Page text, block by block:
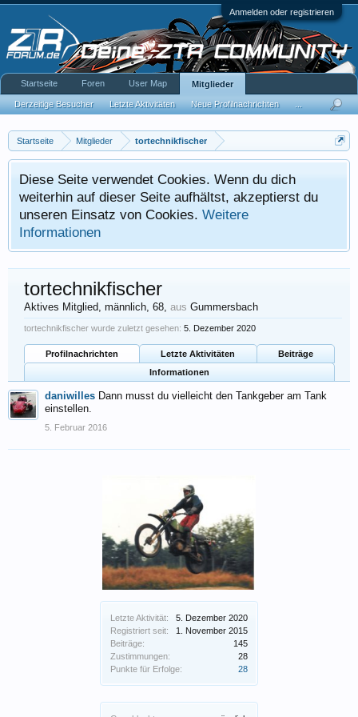
Anmelden oder registrieren
Startseite Mitglieder tortechnikfischer
Diese Seite verwendet Cookies. Wenn du dich
weiterhin auf dieser Seite aufhältst, akzeptierst du
unseren Einsatz von Cookies. Weitere
Informationen
Letzte Aktivität:
5. Dezember 2020
Registriert seit:
1. November 2015
Beiträge:
145
Zustimmungen:
28
Punkte für Erfolge:
28
tortechnikfischer
Aktives Mitglied, männlich, 68, aus Gummersbach
tortechnikfischer wurde zuletzt gesehen: 5. Dezember 2020
Profilnachrichten Letzte Aktivitäten
Beiträge
Informationen
daniwilles Dann musst du vielleicht den Tankgeber am Tank
einstellen.
5. Februar 2016
Startseite Foren User Map Mitglieder
Derzeitige Besucher Letzte Aktivitäten Neue Profilnachrichten